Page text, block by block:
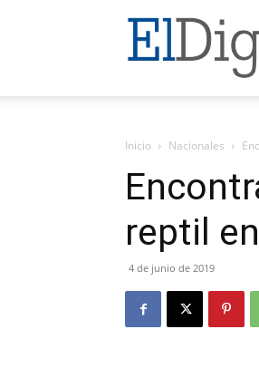
El
Digital
Neuquen
Inicio Nacionales
reptil
4 de junio de 2019